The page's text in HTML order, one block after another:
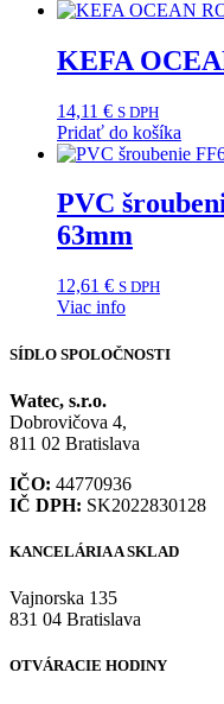
KEFA
14,11 € S DPH
Pridať do košíka
PVC
63mm
12,61 € S DPH
Viac info
SÍDLO SPOLOČNOSTI
Watec, s.r.o.
Dobrovičova 4,
811 02 Bratislava
IČO: 44770936
IČ DPH: SK2022830128
KANCELÁRIA A SKLAD
Vajnorska 135
831 04 Bratislava
OTVÁRACIE HODINY